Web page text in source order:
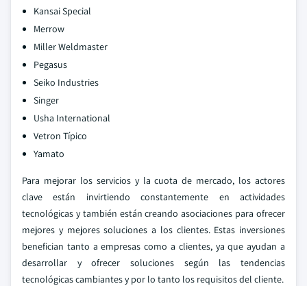
Kansai Special
Merrow
Miller Weldmaster
Pegasus
Seiko Industries
Singer
Usha International
Vetron Típico
Yamato
Para mejorar los servicios y la cuota de mercado, los actores
clave están invirtiendo constantemente en actividades
tecnológicas y también están creando asociaciones para ofrecer
mejores y mejores soluciones a los clientes. Estas inversiones
benefician tanto a empresas como a clientes, ya que ayudan a
desarrollar y ofrecer soluciones según las tendencias
tecnológicas cambiantes y por lo tanto los requisitos del cliente.